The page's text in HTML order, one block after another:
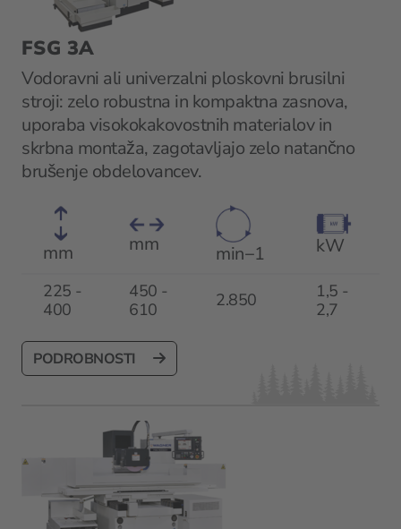
FSG 3A
Vodoravni ali univerzalni ploskovni brusilni
stroji: zelo robustna in kompaktna zasnova,
uporaba visokokakovostnih materialov in
skrbna montaža, zagotavljajo zelo natančno
brušenje obdelovancev.
mm mm min−1 kW
225 -
400
450 -
610
2.850
1,5 -
2,7
PODROBNOSTI